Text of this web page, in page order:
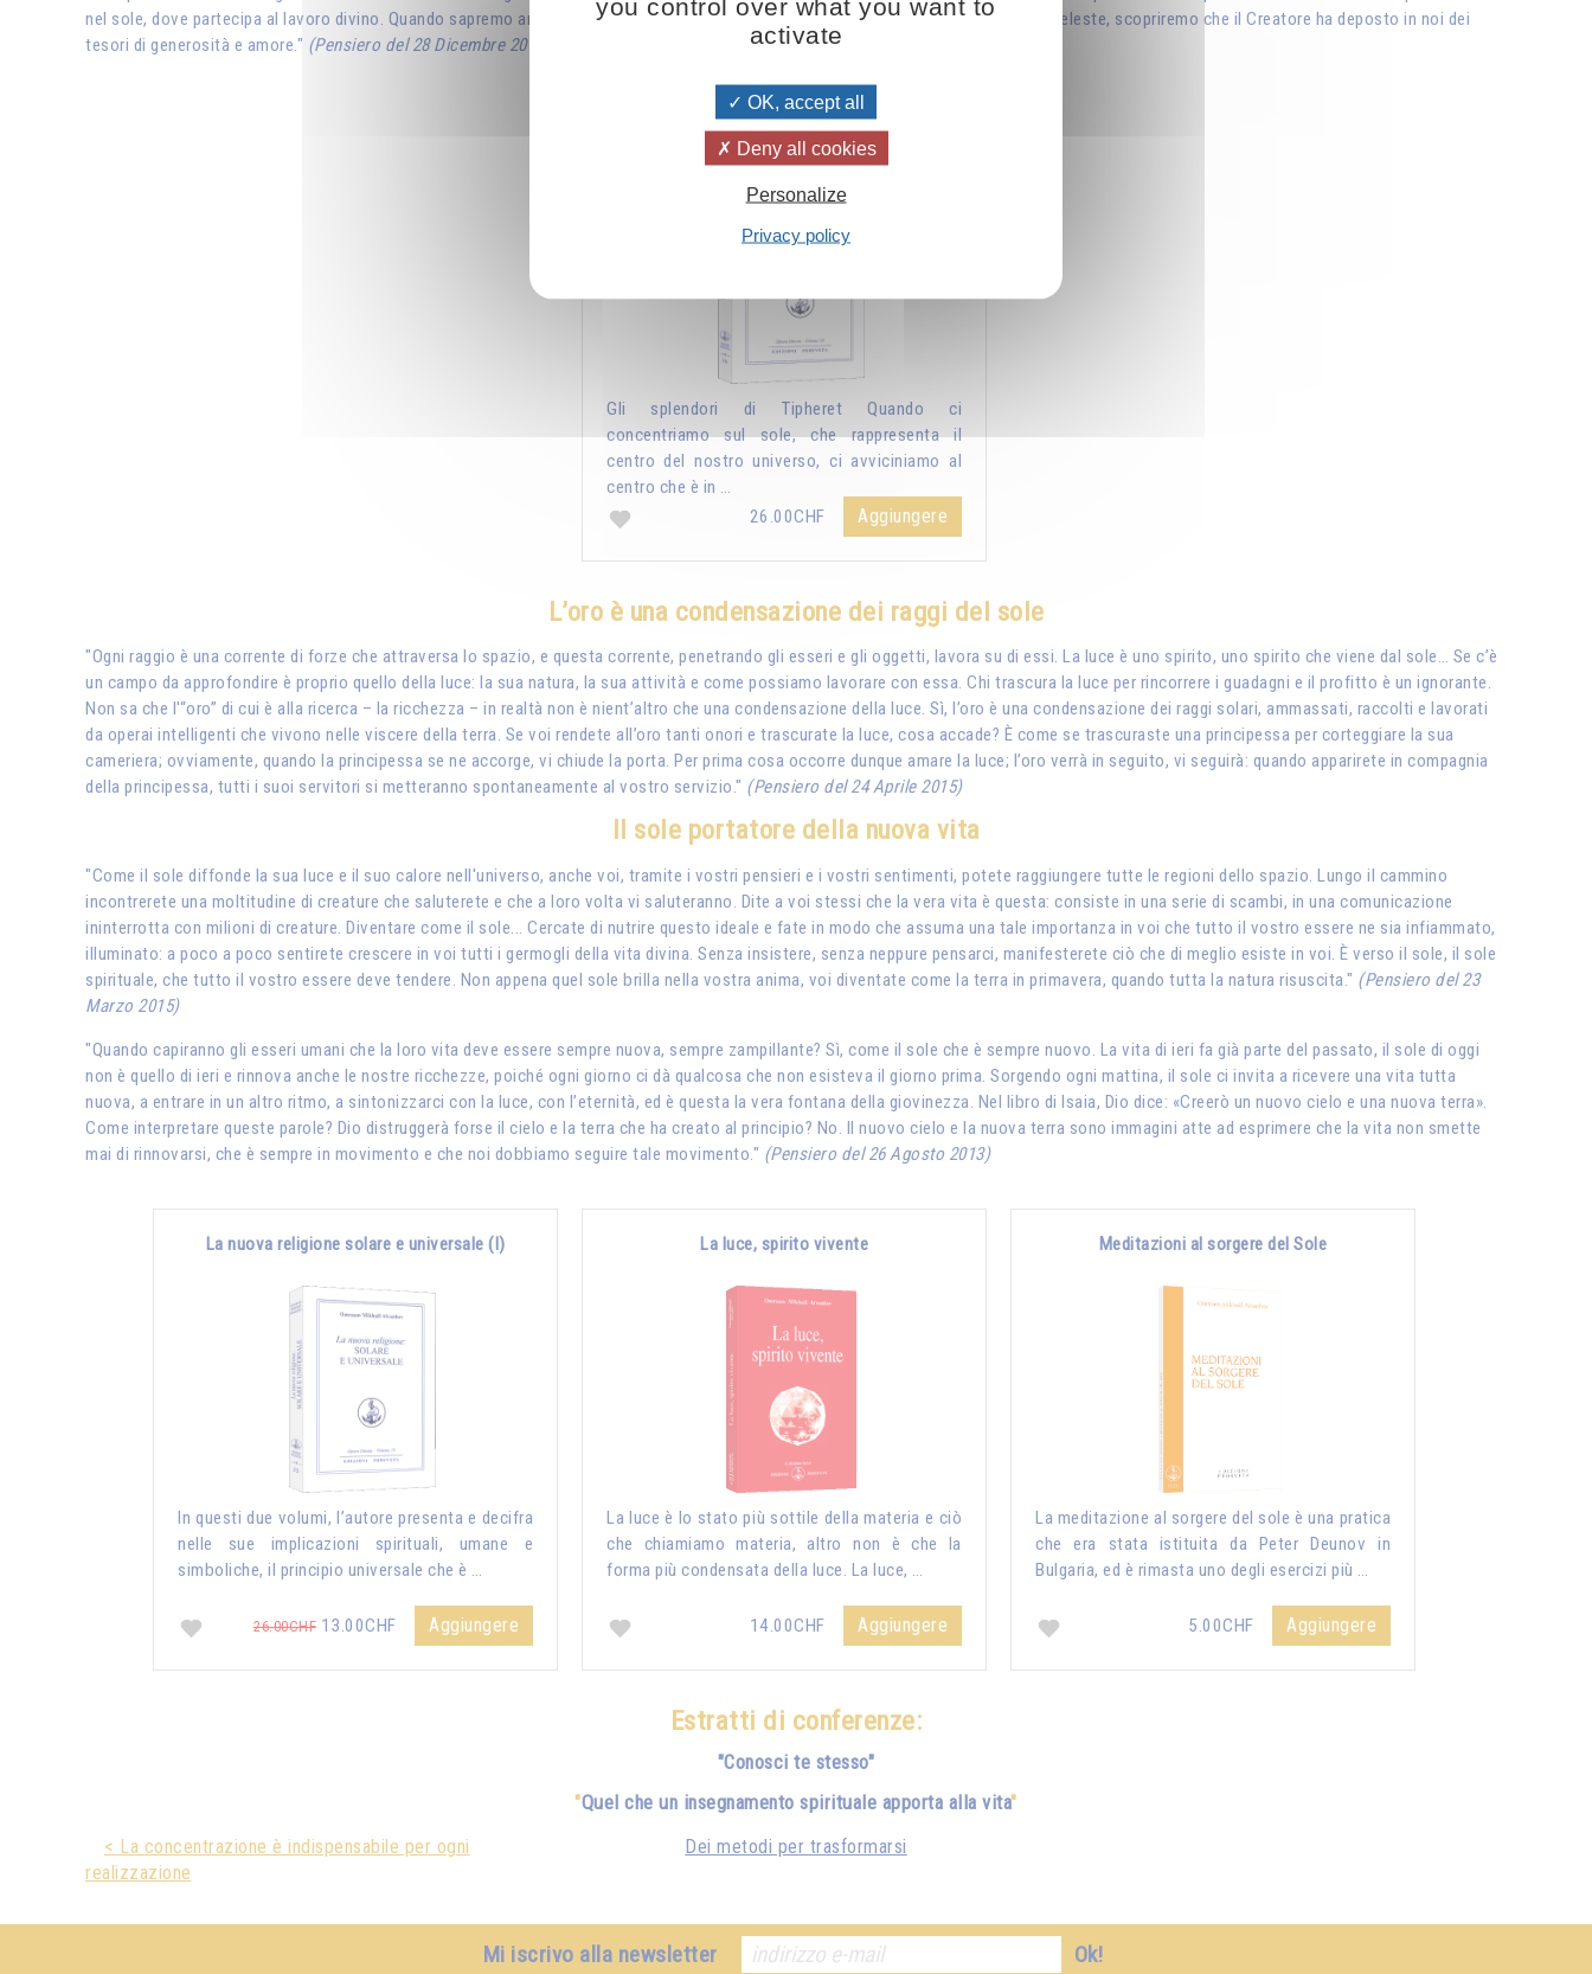
nel sole, dove partecipa al lavoro divino. Quando sapremo armonizzare le vibrazioni del nostro sé terreno con quelle del nostro Sé celeste, scopriremo che il Creatore ha deposto in noi dei
tesori di generosità e amore." (Pensiero del 28 Dicembre 2014)
Lo Yoga del sole
Gli splendori di Tipheret Quando ci
concentriamo sul sole, che rappresenta il
centro del nostro universo, ci avviciniamo al
centro che è in …
26.00CHF
Aggiungere
L’oro è una condensazione dei raggi del sole
"Ogni raggio è una corrente di forze che attraversa lo spazio, e questa corrente, penetrando gli esseri e gli oggetti, lavora su di essi. La luce è uno spirito, uno spirito che viene dal sole… Se c’è
un campo da approfondire è proprio quello della luce: la sua natura, la sua attività e come possiamo lavorare con essa. Chi trascura la luce per rincorrere i guadagni e il profitto è un ignorante.
Non sa che l'“oro” di cui è alla ricerca – la ricchezza – in realtà non è nient’altro che una condensazione della luce. Sì, l’oro è una condensazione dei raggi solari, ammassati, raccolti e lavorati
da operai intelligenti che vivono nelle viscere della terra. Se voi rendete all’oro tanti onori e trascurate la luce, cosa accade? È come se trascuraste una principessa per corteggiare la sua
cameriera; ovviamente, quando la principessa se ne accorge, vi chiude la porta. Per prima cosa occorre dunque amare la luce; l’oro verrà in seguito, vi seguirà: quando apparirete in compagnia
della principessa, tutti i suoi servitori si metteranno spontaneamente al vostro servizio." (Pensiero del 24 Aprile 2015)
Il sole portatore della nuova vita
"Come il sole diffonde la sua luce e il suo calore nell'universo, anche voi, tramite i vostri pensieri e i vostri sentimenti, potete raggiungere tutte le regioni dello spazio. Lungo il cammino
incontrerete una moltitudine di creature che saluterete e che a loro volta vi saluteranno. Dite a voi stessi che la vera vita è questa: consiste in una serie di scambi, in una comunicazione
ininterrotta con milioni di creature. Diventare come il sole... Cercate di nutrire questo ideale e fate in modo che assuma una tale importanza in voi che tutto il vostro essere ne sia infiammato,
illuminato: a poco a poco sentirete crescere in voi tutti i germogli della vita divina. Senza insistere, senza neppure pensarci, manifesterete ciò che di meglio esiste in voi. È verso il sole, il sole
spirituale, che tutto il vostro essere deve tendere. Non appena quel sole brilla nella vostra anima, voi diventate come la terra in primavera, quando tutta la natura risuscita." (Pensiero del 23
Marzo 2015)
"Quando capiranno gli esseri umani che la loro vita deve essere sempre nuova, sempre zampillante? Sì, come il sole che è sempre nuovo. La vita di ieri fa già parte del passato, il sole di oggi
non è quello di ieri e rinnova anche le nostre ricchezze, poiché ogni giorno ci dà qualcosa che non esisteva il giorno prima. Sorgendo ogni mattina, il sole ci invita a ricevere una vita tutta
nuova, a entrare in un altro ritmo, a sintonizzarci con la luce, con l’eternità, ed è questa la vera fontana della giovinezza. Nel libro di Isaia, Dio dice: «Creerò un nuovo cielo e una nuova terra».
Come interpretare queste parole? Dio distruggerà forse il cielo e la terra che ha creato al principio? No. Il nuovo cielo e la nuova terra sono immagini atte ad esprimere che la vita non smette
mai di rinnovarsi, che è sempre in movimento e che noi dobbiamo seguire tale movimento." (Pensiero del 26 Agosto 2013)
La nuova religione solare e universale (I)
In questi due volumi, l’autore presenta e decifra
nelle sue implicazioni spirituali, umane e
simboliche, il principio universale che è …
26.00CHF 13.00CHF Aggiungere
La luce, spirito vivente
La luce è lo stato più sottile della materia e ciò
che chiamiamo materia, altro non è che la
forma più condensata della luce. La luce, …
14.00CHF Aggiungere
Meditazioni al sorgere del Sole
La meditazione al sorgere del sole è una pratica
che era stata istituita da Peter Deunov in
Bulgaria, ed è rimasta uno degli esercizi più …
5.00CHF Aggiungere
Estratti di conferenze:
"Conosci te stesso"
"Quel che un insegnamento spirituale apporta alla vita"
< La concentrazione è indispensabile per ogni
realizzazione
Dei metodi per trasformarsi
Mi iscrivo alla newsletter Ok!
activate
OK, accept all
Deny all cookies
Personalize
Privacy policy